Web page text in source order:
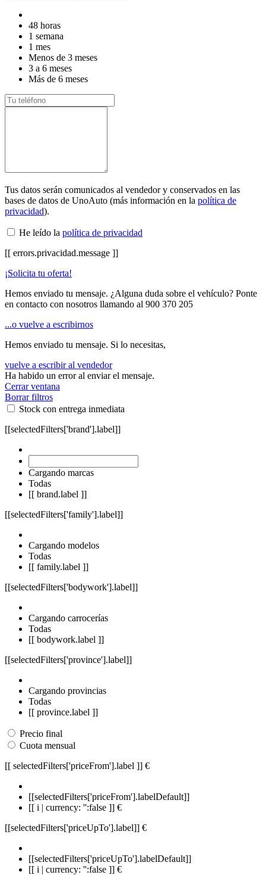
48 horas
1 semana
1 mes
Menos de 3 meses
3 a 6 meses
Más de 6 meses
Tus datos serán comunicados al vendedor y conservados en las
bases de datos de UnoAuto (más información en la política de
privacidad).
He leído la política de privacidad
[[ errors.privacidad.message ]]
¡Solicita tu oferta!
Hemos enviado tu mensaje. ¿Alguna duda sobre el vehículo? Ponte
en contacto con nosotros llamando al 900 370 205
...o vuelve a escribirnos
Hemos enviado tu mensaje. Si lo necesitas,
vuelve a escribir al vendedor
Ha habido un error al enviar el mensaje.
Cerrar ventana
Borrar filtros
Stock con entrega inmediata
[[selectedFilters['brand'].label]]
Cargando marcas
Todas
[[ brand.label ]]
[[selectedFilters['family'].label]]
Cargando modelos
Todas
[[ family.label ]]
[[selectedFilters['bodywork'].label]]
Cargando carrocerías
Todas
[[ bodywork.label ]]
[[selectedFilters['province'].label]]
Cargando provincias
Todas
[[ province.label ]]
Precio final
Cuota mensual
[[ selectedFilters['priceFrom'].label ]] €
[[selectedFilters['priceFrom'].labelDefault]]
[[ i | currency: '':false ]] €
[[selectedFilters['priceUpTo'].label]] €
[[selectedFilters['priceUpTo'].labelDefault]]
[[ i | currency: '':false ]] €